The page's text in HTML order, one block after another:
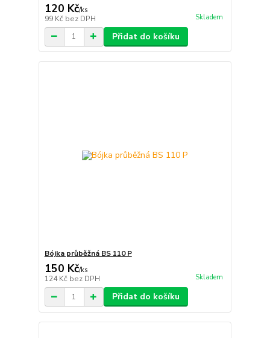
120 Kč/ks
99 Kč bez DPH Skladem
Přidat do košíku
Bójka průběžná BS 110 P
150 Kč/ks
124 Kč bez DPH Skladem
Přidat do košíku